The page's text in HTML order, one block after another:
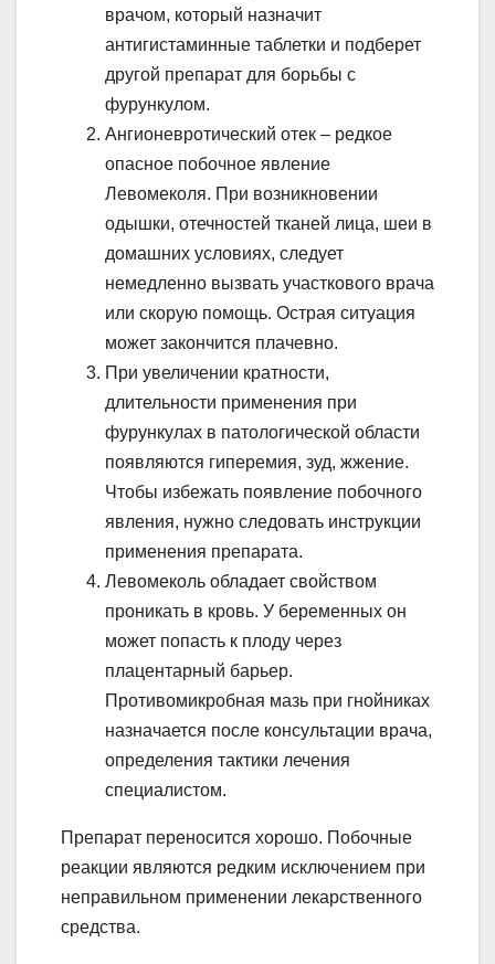
врачом, который назначит
антигистаминные таблетки и подберет
другой препарат для борьбы с
фурункулом.
Ангионевротический отек – редкое
опасное побочное явление
Левомеколя. При возникновении
одышки, отечностей тканей лица, шеи в
домашних условиях, следует
немедленно вызвать участкового врача
или скорую помощь. Острая ситуация
может закончится плачевно.
При увеличении кратности,
длительности применения при
фурункулах в патологической области
появляются гиперемия, зуд, жжение.
Чтобы избежать появление побочного
явления, нужно следовать инструкции
применения препарата.
Левомеколь обладает свойством
проникать в кровь. У беременных он
может попасть к плоду через
плацентарный барьер.
Противомикробная мазь при гнойниках
назначается после консультации врача,
определения тактики лечения
специалистом.
Препарат переносится хорошо. Побочные
реакции являются редким исключением при
неправильном применении лекарственного
средства.